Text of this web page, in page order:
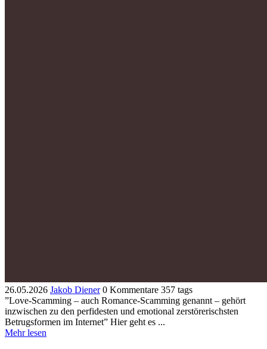
26.05.2026 Jakob Diener 0 Kommentare 357 tags
”Love-Scamming – auch Romance-Scamming genannt – gehört
inzwischen zu den perfidesten und emotional zerstörerischsten
Betrugsformen im Internet” Hier geht es ...
Mehr lesen